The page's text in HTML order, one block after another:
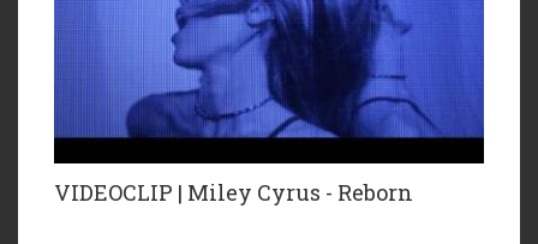
VIDEOCLIP | Miley Cyrus - Reborn